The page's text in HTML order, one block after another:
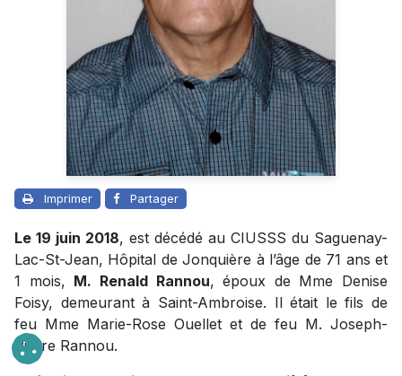
Imprimer Partager
Le 19 juin 2018, est décédé au CIUSSS du Saguenay-
Lac-St-Jean, Hôpital de Jonquière à l’âge de 71 ans et
1 mois, M. Renald Rannou, époux de Mme Denise
Foisy, demeurant à Saint-Ambroise. Il était le fils de
feu Mme Marie-Rose Ouellet et de feu M. Joseph-
Pierre Rannou.